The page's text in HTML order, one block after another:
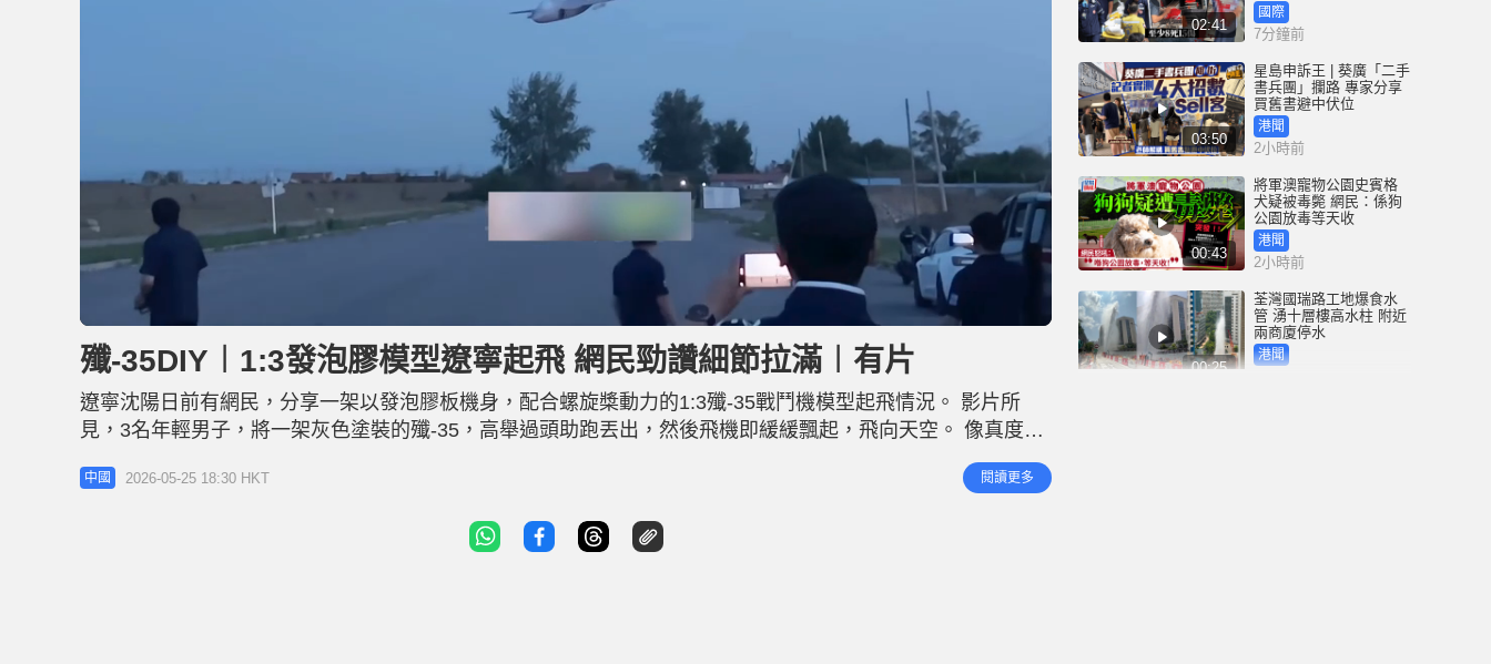
U
n
t
e
o
d
e
d
4
1
殲-35DIY︱1:3發泡膠模型遼寧起飛 網民勁讚細節拉滿︱有片
遼寧沈陽日前有網民，分享一架以發泡膠板機身，配合螺旋槳動力的1:3殲-35戰鬥機模型起飛情況。 影片所
見，3名年輕男子，將一架灰色塗裝的殲-35，高舉過頭助跑丟出，然後飛機即緩緩飄起，飛向天空。 像真度極
高的發泡膠殲-35的主翼和垂直尾翼，閃著燈號，不斷在空中流暢飛行，時而直飛，時而轉彎，之後再穩穩的降
落到「跑道」上。 影片3日間獲1.1萬轉發、7萬點讚，網民紛紛留言讚該架航空模型手工精細，細節感
中國 2026-05-25 18:30 HKT 閱讀更多
02:41
國際
7分鐘前
03:50
星島申訴王 | 葵廣「二手
書兵團」攔路 專家分享
買舊書避中伏位
港聞
2小時前
00:43
將軍澳寵物公園史賓格
犬疑被毒斃 網民：係狗
公園放毒等天收
港聞
2小時前
00:25
荃灣國瑞路工地爆食水
管 湧十層樓高水柱 附近
兩商廈停水
港聞